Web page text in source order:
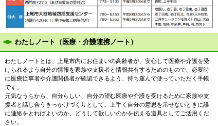
わたしノート（医療・介護連携ノート）
わたしノートとは、上尾市内にお住まいの高齢者が、安心して医療や介護を受
けられるよう自分の情報を家族や支援者と情報共有するためのもので、必要時
に医療従事者や介護関係者が確認できるよう、持ち運んで使っていただく手帳
です。
元気なうちから、自分らしい、自分の望む医療や介護を受けるために家族や支
援者と話し合うきっかけづくりとして、上手く自分の意思を示せないときに誰
に連絡をとればよいのか、どうして欲しいのかを伝える道具としてご活用くだ
さい。